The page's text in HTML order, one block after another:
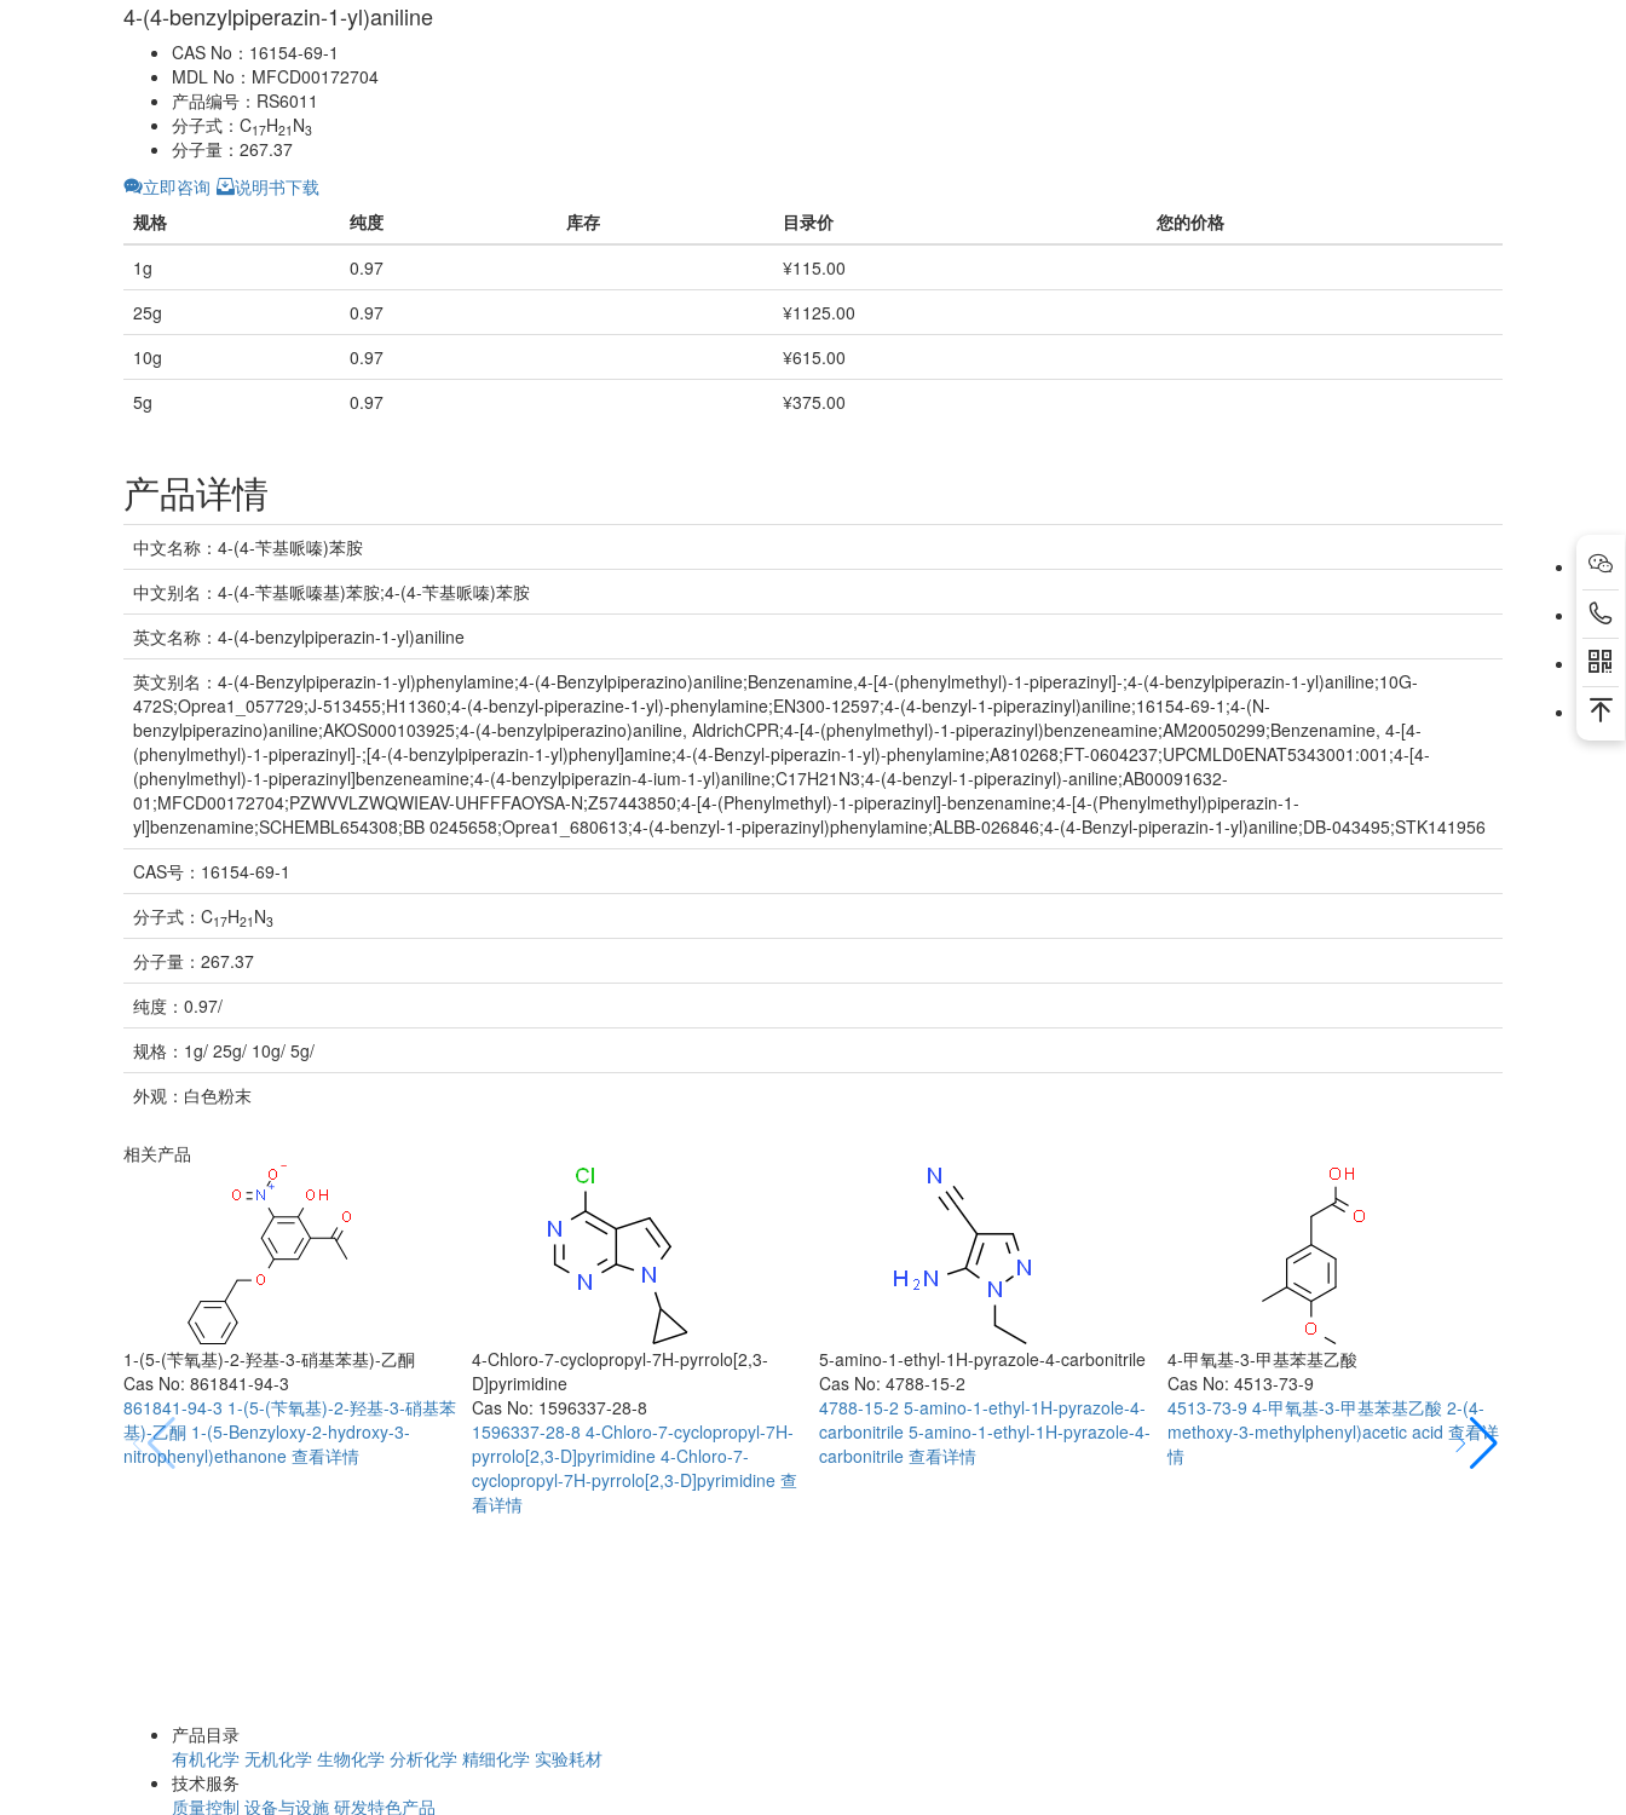
4-(4-benzylpiperazin-1-yl)aniline
CAS No：16154-69-1
MDL No：MFCD00172704
产品编号：RS6011
分子式：C17H21 N3
分子量：267.37
立即咨询
说明书下载
规格
纯度 库存 目录价
您的价格
1g
0.97
¥115.00
25g
0.97
¥1125.00
10g
0.97
¥615.00
5g
0.97 ¥375.00
产品详情
中文名称：4-(4-苄基哌嗪)苯胺
中文别名：4-(4-苄基哌嗪基)苯胺;4-(4-苄基哌嗪)苯胺
英文名称：4-(4-benzylpiperazin-1-yl)aniline
英文别名：4-(4-Benzylpiperazin-1-yl)phenylamine;4-(4-Benzylpiperazino)aniline;Benzenamine,4-[4-(phenylmethyl)-1-piperazinyl]-;4-(4-benzylpiperazin-1-yl)aniline;10G-
472S;Oprea1_057729;J-513455;H11360;4-(4-benzyl-piperazine-1-yl)-phenylamine;EN300-12597;4-(4-benzyl-1-piperazinyl)aniline;16154-69-1;4-(N-
benzylpiperazino)aniline;AKOS000103925;4-(4-benzylpiperazino)aniline, AldrichCPR;4-[4-(phenylmethyl)-1-piperazinyl)benzeneamine;AM20050299;Benzenamine, 4-[4-
(phenylmethyl)-1-piperazinyl]-;[4-(4-benzylpiperazin-1-yl)phenyl]amine;4-(4-Benzyl-piperazin-1-yl)-phenylamine;A810268;FT-0604237;UPCMLD0ENAT5343001:001;4-[4-
(phenylmethyl)-1-piperazinyl]benzeneamine;4-(4-benzylpiperazin-4-ium-1-yl)aniline;C17H21N3;4-(4-benzyl-1-piperazinyl)-aniline;AB00091632-
01;MFCD00172704;PZWVVLZWQWIEAV-UHFFFAOYSA-N;Z57443850;4-[4-(Phenylmethyl)-1-piperazinyl]-benzenamine;4-[4-(Phenylmethyl)piperazin-1-
yl]benzenamine;SCHEMBL654308;BB 0245658;Oprea1_680613;4-(4-benzyl-1-piperazinyl)phenylamine;ALBB-026846;4-(4-Benzyl-piperazin-1-yl)aniline;DB-043495;STK141956
CAS号：16154-69-1
分子式：C17H21 N3
分子量：267.37
纯度：0.97/
规格：1g/ 25g/ 10g/ 5g/
外观：白色粉末
相关产品
1-(5-(苄氧基)-2-羟基-3-硝基苯基)-乙酮
Cas No: 861841-94-3
861841-94-3 1-(5-(苄氧基)-2-羟基-3-硝基苯
基)-乙酮 1-(5-Benzyloxy-2-hydroxy-3-
nitrophenyl)ethanone 查看详情
4-Chloro-7-cyclopropyl-7H-pyrrolo[2,3-
D]pyrimidine
Cas No: 1596337-28-8
1596337-28-8 4-Chloro-7-cyclopropyl-7H-
pyrrolo[2,3-D]pyrimidine 4-Chloro-7-
cyclopropyl-7H-pyrrolo[2,3-D]pyrimidine 查
看详情
5-amino-1-ethyl-1H-pyrazole-4-carbonitrile
Cas No: 4788-15-2
4788-15-2 5-amino-1-ethyl-1H-pyrazole-4-
carbonitrile 5-amino-1-ethyl-1H-pyrazole-4-
carbonitrile 查看详情
4-甲氧基-3-甲基苯基乙酸
Cas No: 4513-73-9
4513-73-9 4-甲氧基-3-甲基苯基乙酸 2-(4-
methoxy-3-methylphenyl)acetic acid 查看详
情
产品目录
有机化学 无机化学 生物化学 分析化学 精细化学 实验耗材
技术服务
质量控制 设备与设施 研发特色产品